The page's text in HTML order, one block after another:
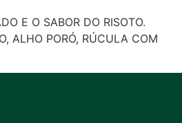
E O SABOR DO RISOTO.
ALHO PORÓ, RÚCULA COM